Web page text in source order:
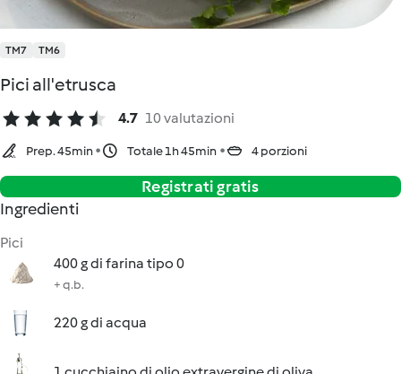
TM7 TM6
Pici all'etrusca
4.7 10 valutazioni
Prep. 45min Totale 1h 45min 4 porzioni
Registrati gratis
Ingredienti
Pici
400 g di farina tipo 0
+ q.b.
220 g di acqua